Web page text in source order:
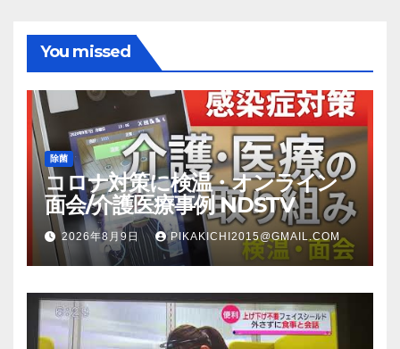
You missed
除菌
コロナ対策に検温・オンライン
面会/介護医療事例 NDSTV
2026年8月9日 PIKAKICHI2015@GMAIL.COM